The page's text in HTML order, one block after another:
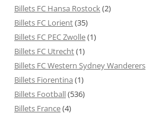
Billets FC Hansa Rostock(2)
Billets FC Lorient(35)
Billets FC PEC Zwolle(1)
Billets FC Utrecht(1)
Billets FC Western Sydney Wanderers
Billets Fiorentina (1)
Billets Football(536)
Billets France(4)